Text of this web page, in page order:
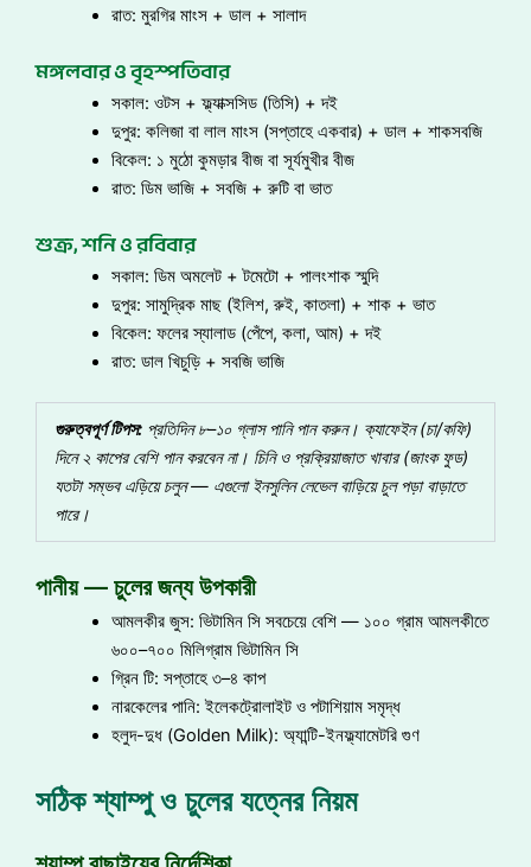
রাত: মুরগির মাংস + ডাল + সালাদ
মঙ্গলবার ও বৃহস্পতিবার
সকাল: ওটস + ফ্ল্যাক্সসিড (তিসি) + দই
দুপুর: কলিজা বা লাল মাংস (সপ্তাহে একবার) + ডাল + শাকসবজি
বিকেল: ১ মুঠো কুমড়ার বীজ বা সূর্যমুখীর বীজ
রাত: ডিম ভাজি + সবজি + রুটি বা ভাত
শুক্র, শনি ও রবিবার
সকাল: ডিম অমলেট + টমেটো + পালংশাক স্মুদি
দুপুর: সামুদ্রিক মাছ (ইলিশ, রুই, কাতলা) + শাক + ভাত
বিকেল: ফলের স্যালাড (পেঁপে, কলা, আম) + দই
রাত: ডাল খিচুড়ি + সবজি ভাজি
গুরুত্বপূর্ণটিপস: প্রতিদিন ৮–১০ গ্লাস পানি পান করুন। ক্যাফেইন(চা/কফি)
দিনে ২ কাপের বেশি পান করবেন না। চিনি ও প্রক্রিয়াজাত খাবার(জাংক ফুড)
যতটা সম্ভব এড়িয়ে চলুন— এগুলো ইনসুলিন লেভেল বাড়িয়ে চুল পড়া বাড়াতে
পারে।
পানীয় — চুলের জন্য উপকারী
আমলকীর জুস: ভিটামিন সি সবচেয়ে বেশি — ১০০ গ্রাম আমলকীতে
৬০০–৭০০ মিলিগ্রাম ভিটামিন সি
গ্রিন টি: সপ্তাহে ৩–৪ কাপ
নারকেলের পানি: ইলেকট্রোলাইট ও পটাশিয়াম সমৃদ্ধ
হলুদ-দুধ (Golden Milk): অ্যান্টি-ইনফ্ল্যামেটরি গুণ
সঠিক শ্যাম্পু ও চুলের যত্নের নিয়ম